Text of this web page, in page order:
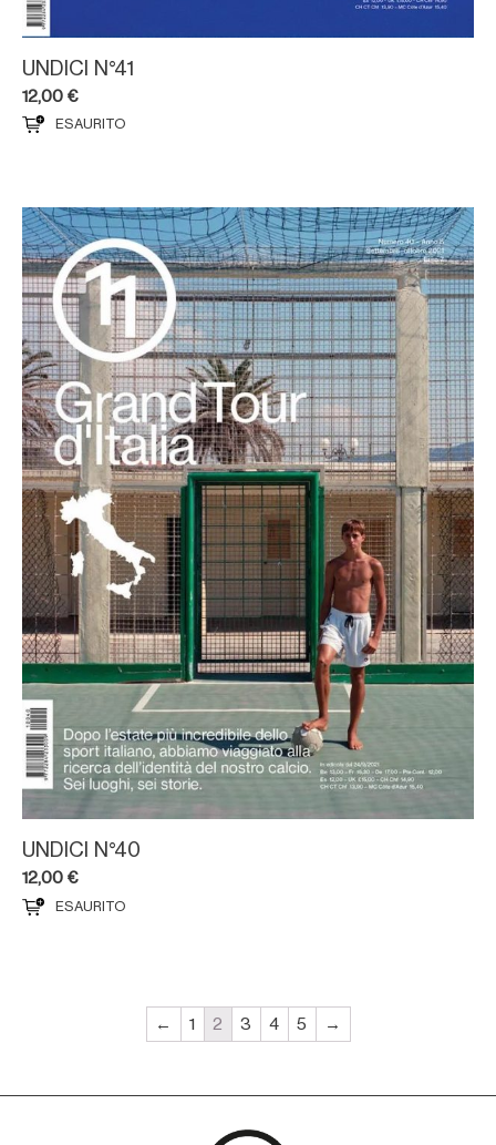
UNDICI N°41
12,00 €
ESAURITO
UNDICI N°40
12,00 €
ESAURITO
← 1 2 3 4 5 →